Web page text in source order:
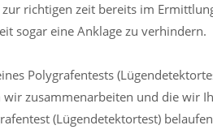
richtigen zeit bereits im
sogar eine Anklage zu verhindern.
Polygrafentests
zusammenarbeiten und die wir
(Lügendetektortest)